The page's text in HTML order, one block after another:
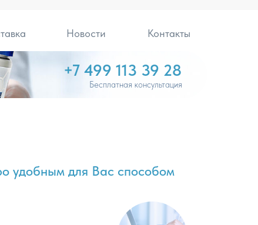
Новости Контакты
+7 499 113 39 28
Бесплатная консультация
удобным для Вас способом